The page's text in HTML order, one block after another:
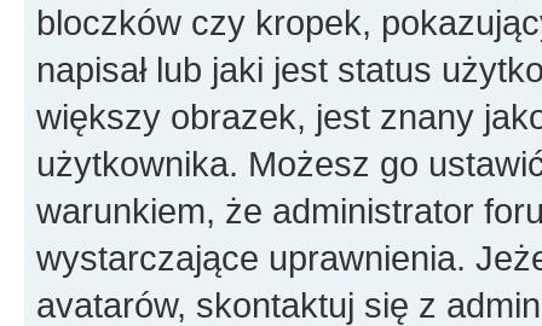
bloczków czy kropek,
napisał lub jaki jest status
większy obrazek, jest znany
użytkownika. Możesz go
warunkiem, że administrator
wystarczające uprawnienia.
avatarów, skontaktuj się z